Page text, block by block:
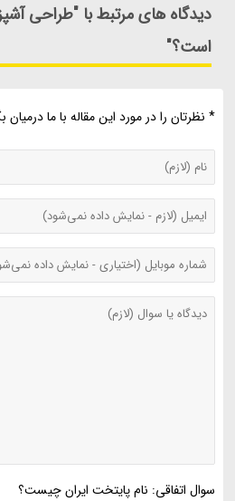
دیدگاه های مرتبط با "طراحی
است؟"
* نظرتان را در مورد این مقاله با ما درمیان
سوال اتفاقی: نام پایتخت ایران چیست؟